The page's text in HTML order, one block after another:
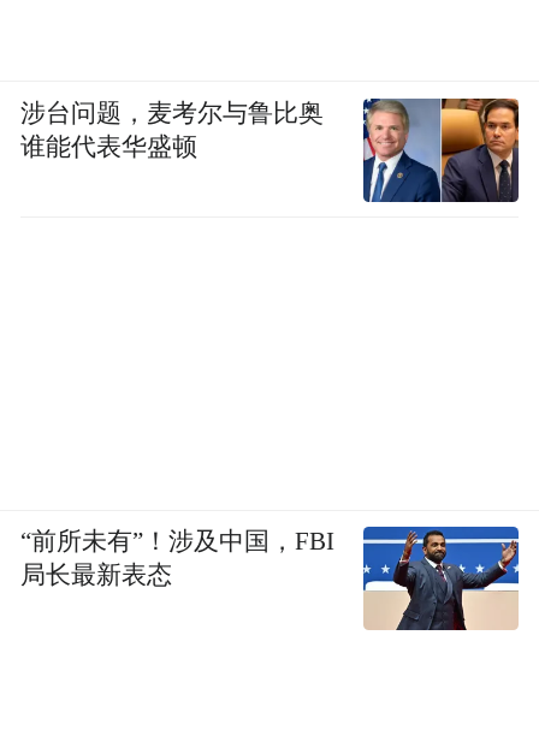
涉台问题，麦考尔与鲁比奥
谁能代表华盛顿
“前所未有”！涉及中国，FBI
局长最新表态